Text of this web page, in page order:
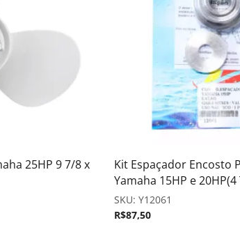
25HP 9 7/8 x
Kit Espaçador Encosto
Yamaha 15HP e
SKU: Y12061
R$87,50